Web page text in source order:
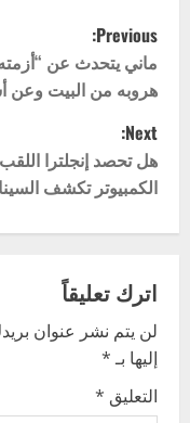
P
o
s
t
n
v
i
g
Previous:
ماني يتحدث عن
هروبه من البيت وعن
Next:
الكمبيوتر تكشف
اترك تعليقاً
لن يتم نشر عنوان
إليها بـ*
التعليق *